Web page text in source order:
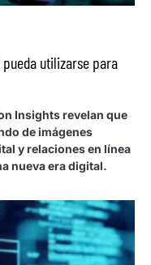
utilizarse para
Insights revelan que
de imágenes
y relaciones en línea
nueva era digital.